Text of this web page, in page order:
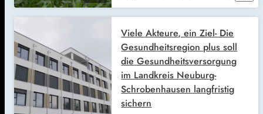
Viele Akteure, ein Ziel- Die
Gesundheitsregion plus soll
die Gesundheitsversorgung
im Landkreis Neuburg-
Schrobenhausen langfristig
sichern